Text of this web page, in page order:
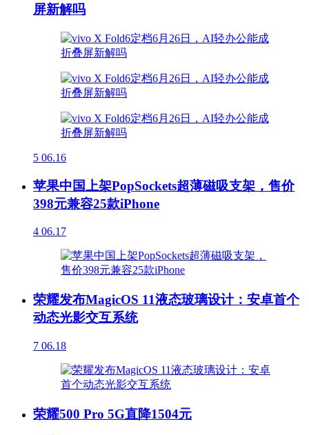
屏新解吗
5 06.16
苹果中国上架PopSockets超薄磁吸支架，售价
398元兼容25款iPhone
4 06.17
荣耀发布MagicOS 11液态玻璃设计：安卓首个
动态光影交互系统
7 06.18
荣耀500 Pro 5G直降1504元